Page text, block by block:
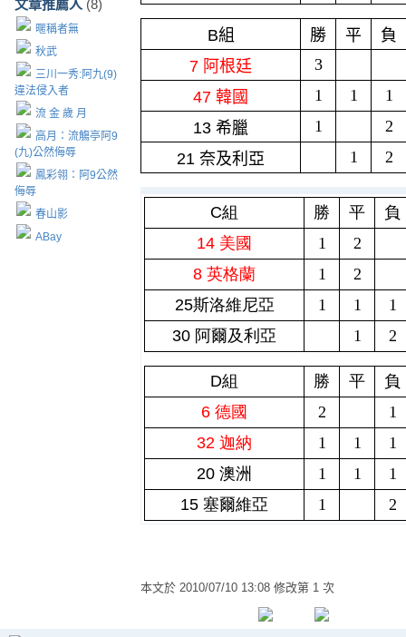
文章推薦人 (8)
暱稱者無
秋武
三川一秀:阿九(9)
違法侵入者
流 金 歲 月
高月：流觴亭阿9
(九)公然侮辱
鳳彩翎：阿9公然
侮辱
春山影
ABay
B組 勝 平
負
7 阿根廷
3
47 韓國
1 1
1
13 希臘
1
2
21 奈及利亞
1 2
C組 勝 平
負
14 美國
1
2
8 英格蘭
1
2
25斯洛維尼亞
1 1
1
30 阿爾及利亞
1 2
D組 勝 平
負
6 德國
2
1
32 迦納
1 1
1
20 澳洲
1 1
1
15 塞爾維亞
1 2
本文於 2010/07/10 13:08 修改第 1 次